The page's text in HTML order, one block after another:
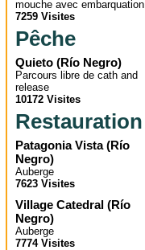
mouche avec embarquation
7259 Visites
Pêche
Quieto (Río Negro)
Parcours libre de cath and
release
10172 Visites
Restauration
Patagonia Vista(Río
Negro)
Auberge
7623 Visites
Village Catedral (Río
Negro)
Auberge
7774 Visites